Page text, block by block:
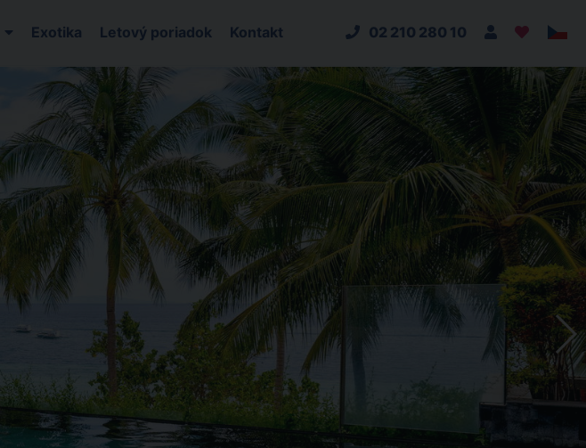
Exotika Letový poriadok Kontakt 02 210 280 10